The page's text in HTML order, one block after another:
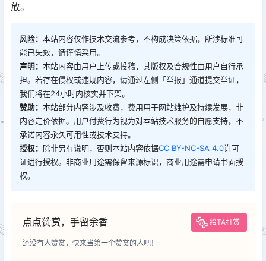
放。
风险： 本站内容仅作技术交流参考，不构成决策依据，所涉标准可
能已失效，请谨慎采用。
声明： 本站内容由用户上传或投稿，其版权及合规性由用户自行承
担。若存在侵权或违规内容，请通过左侧「举报」通道提交举证，
我们将在24小时内核实并下架。
赞助： 本站部分内容涉及收费，费用用于网站维护及持续发展，非
内容定价依据。用户付费行为视为对本站技术服务的自愿支持，不
承诺内容永久可用性或技术支持。
授权： 除非另有说明，否则本站内容依据CC BY-NC-SA 4.0许可
证进行授权。非商业用途需保留来源标识，商业用途需申请书面授
权。
点点赞赏，手留余香 给TA打赏
还没有人赞赏，快来当第一个赞赏的人吧！